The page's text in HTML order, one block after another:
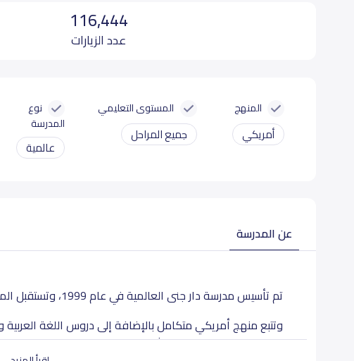
116,444
عدد الزيارات
المنهج
أمريكي
المستوى التعليمي
جميع المراحل
نوع
المدرسة
عالمية
عن المدرسة
تم تأسيس مدرسة دار جنى العالمية في عام 1999، وتستقبل المدرسة الطلبة من بنات وأولاد
وتتبع منهج أمريكي متكامل بالإضافة إلى دروس اللغة العربية
المتنوعة ما بين اجتماعية وثقافية وترفيهية وإبداعية.